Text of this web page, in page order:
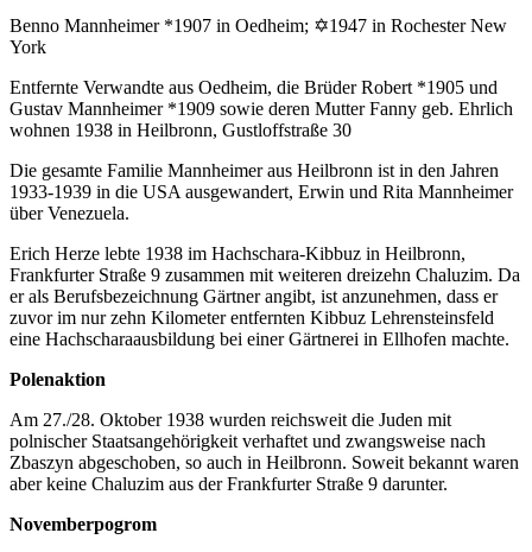
Benno Mannheimer *1907 in Oedheim; ✡1947 in Rochester New
York
Entfernte Verwandte aus Oedheim, die Brüder Robert *1905 und
Gustav Mannheimer *1909 sowie deren Mutter Fanny geb. Ehrlich
wohnen 1938 in Heilbronn, Gustloffstraße 30
Die gesamte Familie Mannheimer aus Heilbronn ist in den Jahren
1933-1939 in die USA ausgewandert, Erwin und Rita Mannheimer
über Venezuela.
Erich Herze lebte 1938 im Hachschara-Kibbuz in Heilbronn,
Frankfurter Straße 9 zusammen mit weiteren dreizehn Chaluzim. Da
er als Berufsbezeichnung Gärtner angibt, ist anzunehmen, dass er
zuvor im nur zehn Kilometer entfernten Kibbuz Lehrensteinsfeld
eine Hachscharaausbildung bei einer Gärtnerei in Ellhofen machte.
Polenaktion
Am 27./28. Oktober 1938 wurden reichsweit die Juden mit
polnischer Staatsangehörigkeit ver­haftet und zwangsweise nach
Zbaszyn abgeschoben, so auch in Heilbronn. Soweit bekannt waren
aber keine Chaluzim aus der Frankfurter Straße 9 darunter.
Novemberpogrom